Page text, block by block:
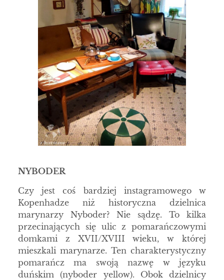
NYBODER
Czy jest coś bardziej instagramowego w
Kopenhadze niż historyczna dzielnica
marynarzy Nyboder? Nie sądzę. To kilka
przecinających się ulic z pomarańczowymi
domkami z XVII/XVIII wieku, w której
mieszkali marynarze. Ten charakterystyczny
pomarańcz ma swoją nazwę w języku
duńskim (nyboder yellow). Obok dzielnicy